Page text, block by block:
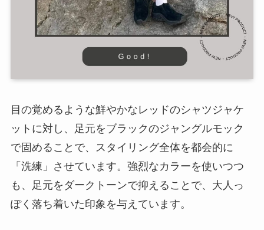
目の覚めるような鮮やかなレッドのシャツジャケ
ットに対し、足元をブラックのジャングルモック
で固めることで、スタイリング全体を都会的に
「洗練」させています。強烈なカラーを使いつつ
も、足元をダークトーンで抑えることで、大人っ
ぽく落ち着いた印象を与えています。